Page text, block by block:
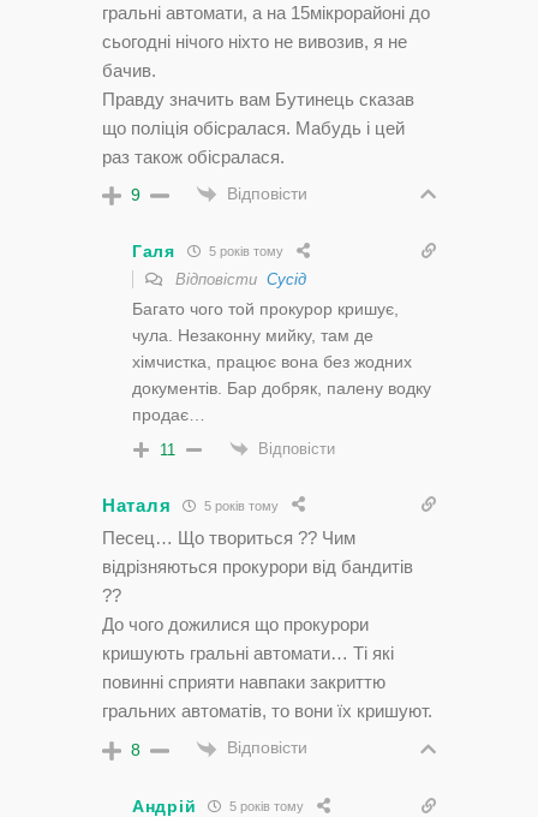
гральні автомати, а на 15мікрорайоні до
сьогодні нічого ніхто не вивозив, я не
бачив.
Правду значить вам Бутинець сказав
що поліція обісралася. Мабудь і цей
раз також обісралася.
9 Відповісти
Галя 5 років тому
Відповісти Сусід
Багато чого той прокурор кришує,
чула. Незаконну мийку, там де
хімчистка, працює вона без жодних
документів. Бар добряк, палену водку
продає…
11 Відповісти
Наталя 5 років тому
Песец… Що твориться ?? Чим
відрізняються прокурори від бандитів
??
До чого дожилися що прокурори
кришують гральні автомати… Ті які
повинні сприяти навпаки закриттю
гральних автоматів, то вони їх кришуют.
8 Відповісти
Андрій 5 років тому